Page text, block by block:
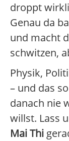
droppt
Genau da
und macht
schwitzen,
Physik,
– und das
danach nie
willst. Lass
Mai Thi